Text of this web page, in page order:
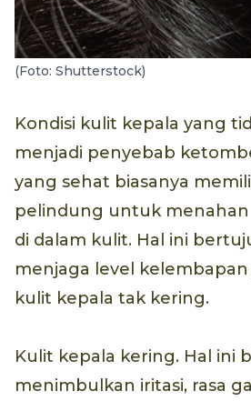
(Foto: Shutterstock)
Kondisi kulit kepala yang
menjadi penyebab
yang sehat biasanya
pelindung untuk
di dalam kulit. Hal ini
menjaga level
kulit kepala tak kering.
Kulit kepala kering. Hal ini
menimbulkan iritasi, rasa